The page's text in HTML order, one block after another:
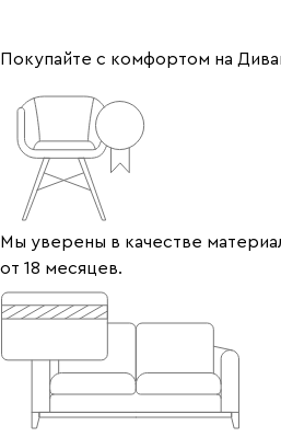
Покупайте с комфортом на
Мы уверены в качестве
от 18 месяцев.